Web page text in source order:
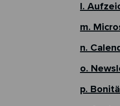
l.
m.
n.
o.
p.